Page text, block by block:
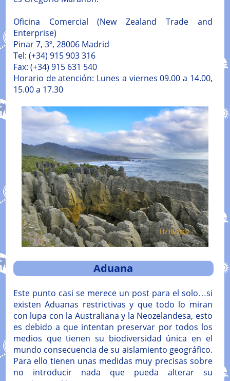
Oficina Comercial (New Zealand Trade and
Enterprise)
Pinar 7, 3º, 28006 Madrid
Tel: (+34) 915 903 316
Fax: (+34) 915 631 540
Horario de atención: Lunes a viernes 09.00 a 14.00,
15.00 a 17.30
Aduana
Este punto casi se merece un post para el solo…si
existen Aduanas restrictivas y que todo lo miran
con lupa con la Australiana y la Neozelandesa, esto
es debido a que intentan preservar por todos los
medios que tienen su biodiversidad única en el
mundo consecuencia de su aislamiento geográfico.
Para ello tienen unas medidas muy precisas sobre
no introducir nada que pueda alterar su